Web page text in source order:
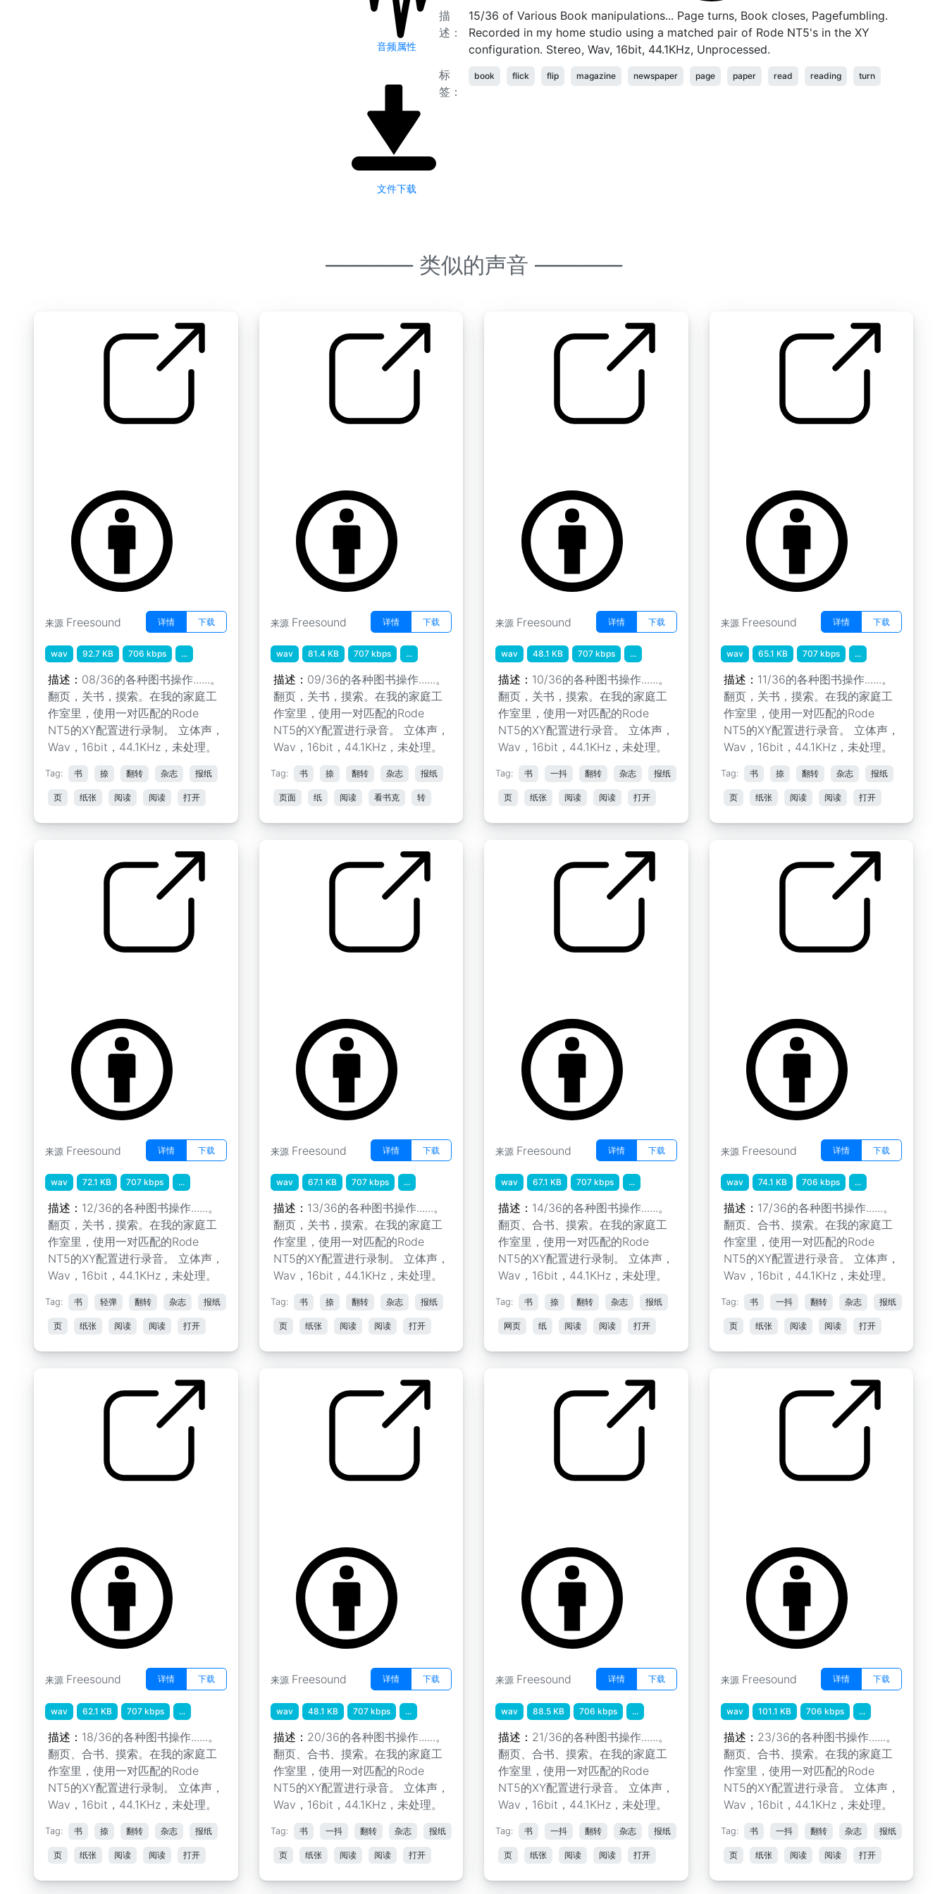
音频属性
文件下载
描
述：
15/36 of Various Book manipulations... Page turns, Book closes, Pagefumbling.
Recorded in my home studio using a matched pair of Rode NT5's in the XY
configuration. Stereo, Wav, 16bit, 44.1KHz, Unprocessed.
标
签：
book flick flip magazine newspaper page paper read reading turn
———— 类似的声音 ————
来源 Freesound 详情 下载
wav 92.7 KB 706 kbps ...
描述： 08/36的各种图书操作......。
翻页，关书，摸索。在我的家庭工
作室里，使用一对匹配的Rode
NT5的XY配置进行录制。 立体声，
Wav，16bit，44.1KHz，未处理。
Tag: 书 捺 翻转 杂志 报纸
页 纸张 阅读 阅读 打开
来源 Freesound 详情 下载
wav 81.4 KB 707 kbps ...
描述： 09/36的各种图书操作......。
翻页，关书，摸索。在我的家庭工
作室里，使用一对匹配的Rode
NT5的XY配置进行录音。 立体声，
Wav，16bit，44.1KHz，未处理。
Tag: 书 捺 翻转 杂志 报纸
页面 纸 阅读 看书克 转
来源 Freesound 详情 下载
wav 48.1 KB 707 kbps ...
描述： 10/36的各种图书操作......。
翻页，关书，摸索。在我的家庭工
作室里，使用一对匹配的Rode
NT5的XY配置进行录音。 立体声，
Wav，16bit，44.1KHz，未处理。
Tag: 书 一抖 翻转 杂志 报纸
页 纸张 阅读 阅读 打开
来源 Freesound 详情 下载
wav 65.1 KB 707 kbps ...
描述： 11/36的各种图书操作......。
翻页，关书，摸索。在我的家庭工
作室里，使用一对匹配的Rode
NT5的XY配置进行录音。 立体声，
Wav，16bit，44.1KHz，未处理。
Tag: 书 捺 翻转 杂志 报纸
页 纸张 阅读 阅读 打开
来源 Freesound 详情 下载
wav 72.1 KB 707 kbps ...
描述： 12/36的各种图书操作......。
翻页，关书，摸索。在我的家庭工
作室里，使用一对匹配的Rode
NT5的XY配置进行录音。 立体声，
Wav，16bit，44.1KHz，未处理。
Tag: 书 轻弹 翻转 杂志 报纸
页 纸张 阅读 阅读 打开
来源 Freesound 详情 下载
wav 67.1 KB 707 kbps ...
描述： 13/36的各种图书操作......。
翻页，关书，摸索。在我的家庭工
作室里，使用一对匹配的Rode
NT5的XY配置进行录制。 立体声，
Wav，16bit，44.1KHz，未处理。
Tag: 书 捺 翻转 杂志 报纸
页 纸张 阅读 阅读 打开
来源 Freesound 详情 下载
wav 67.1 KB 707 kbps ...
描述： 14/36的各种图书操作......。
翻页、合书、摸索。在我的家庭工
作室里，使用一对匹配的Rode
NT5的XY配置进行录制。 立体声，
Wav，16bit，44.1KHz，未处理。
Tag: 书 捺 翻转 杂志 报纸
网页 纸 阅读 阅读 打开
来源 Freesound 详情 下载
wav 74.1 KB 706 kbps ...
描述： 17/36的各种图书操作......。
翻页、合书、摸索。在我的家庭工
作室里，使用一对匹配的Rode
NT5的XY配置进行录音。 立体声，
Wav，16bit，44.1KHz，未处理。
Tag: 书 一抖 翻转 杂志 报纸
页 纸张 阅读 阅读 打开
来源 Freesound 详情 下载
wav 62.1 KB 707 kbps ...
描述： 18/36的各种图书操作......。
翻页、合书、摸索。在我的家庭工
作室里，使用一对匹配的Rode
NT5的XY配置进行录制。 立体声，
Wav，16bit，44.1KHz，未处理。
Tag: 书 捺 翻转 杂志 报纸
页 纸张 阅读 阅读 打开
来源 Freesound 详情 下载
wav 48.1 KB 707 kbps ...
描述： 20/36的各种图书操作......。
翻页、合书、摸索。在我的家庭工
作室里，使用一对匹配的Rode
NT5的XY配置进行录音。 立体声，
Wav，16bit，44.1KHz，未处理。
Tag: 书 一抖 翻转 杂志 报纸
页 纸张 阅读 阅读 打开
来源 Freesound 详情 下载
wav 88.5 KB 706 kbps ...
描述： 21/36的各种图书操作......。
翻页、合书、摸索。在我的家庭工
作室里，使用一对匹配的Rode
NT5的XY配置进行录音。 立体声，
Wav，16bit，44.1KHz，未处理。
Tag: 书 一抖 翻转 杂志 报纸
页 纸张 阅读 阅读 打开
来源 Freesound 详情 下载
wav 101.1 KB 706 kbps ...
描述： 23/36的各种图书操作......。
翻页、合书、摸索。在我的家庭工
作室里，使用一对匹配的Rode
NT5的XY配置进行录音。 立体声，
Wav，16bit，44.1KHz，未处理。
Tag: 书 一抖 翻转 杂志 报纸
页 纸张 阅读 阅读 打开